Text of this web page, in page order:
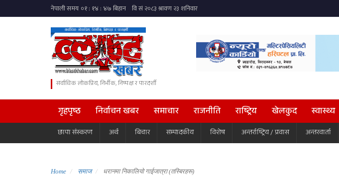
सर्वाधिक लोकप्रिय, निर्भीक, निष्पक्ष र पारदर्शी
गृहपृष्ठ निर्वाचन खबर समाचार राजनीति राष्ट्रिय खेलकुद स्वास्थ्य
छापा संस्करण अर्थ बिचार सम्पादकीय विशेष अन्तर्राष्ट्रिय / प्रवास अन्तरवार्ता
Home समाज धरानमा निकालियो गाईजात्रा (तस्बिरहरू)